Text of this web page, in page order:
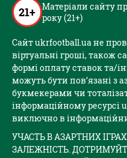
21+ Матеріали сайту
року (21+)
Сайт ukrfootball.ua не
віртуальні гроші, також
формі оплату ставок та/
можуть бути пов’язані з
букмекерами чи
інформаційному ресурсі
виключно в
УЧАСТЬ В АЗАРТНИХ
ЗАЛЕЖНІСТЬ.